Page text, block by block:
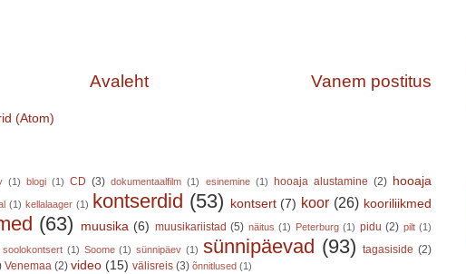
Vanem postitus
Avaleht
(Atom)
(1) blogi (1) CD (3) dokumentaalfilm (1) esinemine (1) hooaja alustamine (2) hooaja
(1) kellalaager (1) kontserdid (53) kontsert (7) koor (26) kooriliikmed
(63) muusika (6) muusikariistad (5) näitus (1) Peterburg (1) pidu (2) pilt (1)
soolokontsert (1) Soome (1) sünnipäev (1) sünnipäevad (93) tagasiside (2)
Venemaa (2) video (15) välisreis (3) õnnitlused (1)